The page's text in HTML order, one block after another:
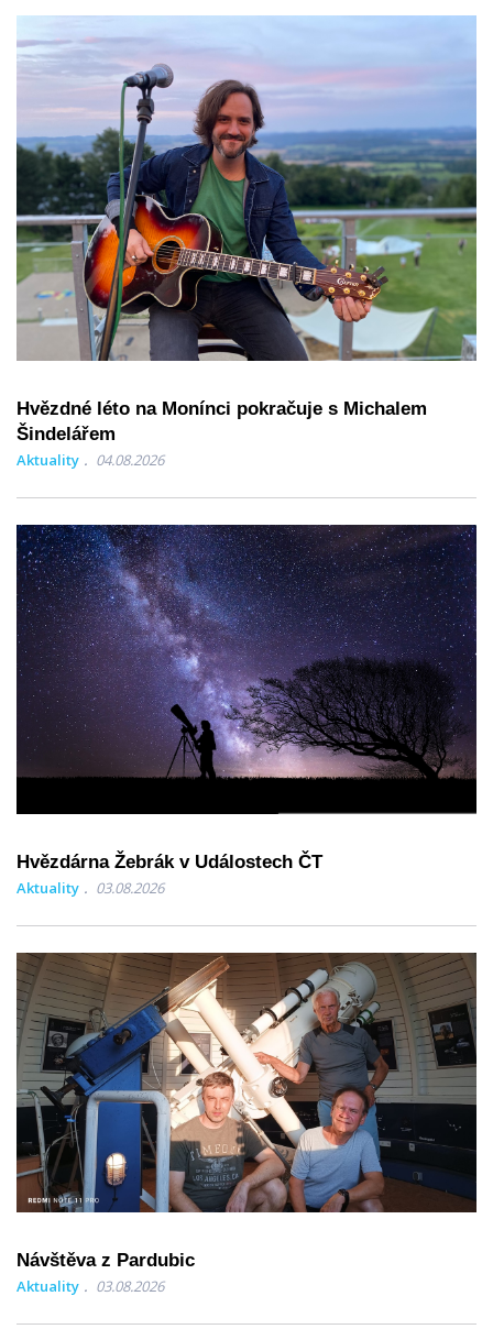
Hvězdné léto na Monínci pokračuje s Michalem
Šindelářem
Aktuality 04.08.2026
Hvězdárna Žebrák v Událostech ČT
Aktuality 03.08.2026
Návštěva z Pardubic
Aktuality 03.08.2026